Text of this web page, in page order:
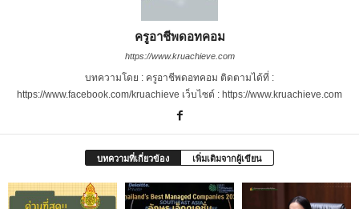
ครูอาชีพดอทคอม
https://www.kruachieve.com
บทความโดย : ครูอาชีพดอทคอม ติดตามได้ที่ :
https://www.facebook.com/kruachieve เว็บไซต์ : https://www.kruachieve.com
บทความที่เกี่ยวข้อง เพิ่มเติมจากผู้เขียน